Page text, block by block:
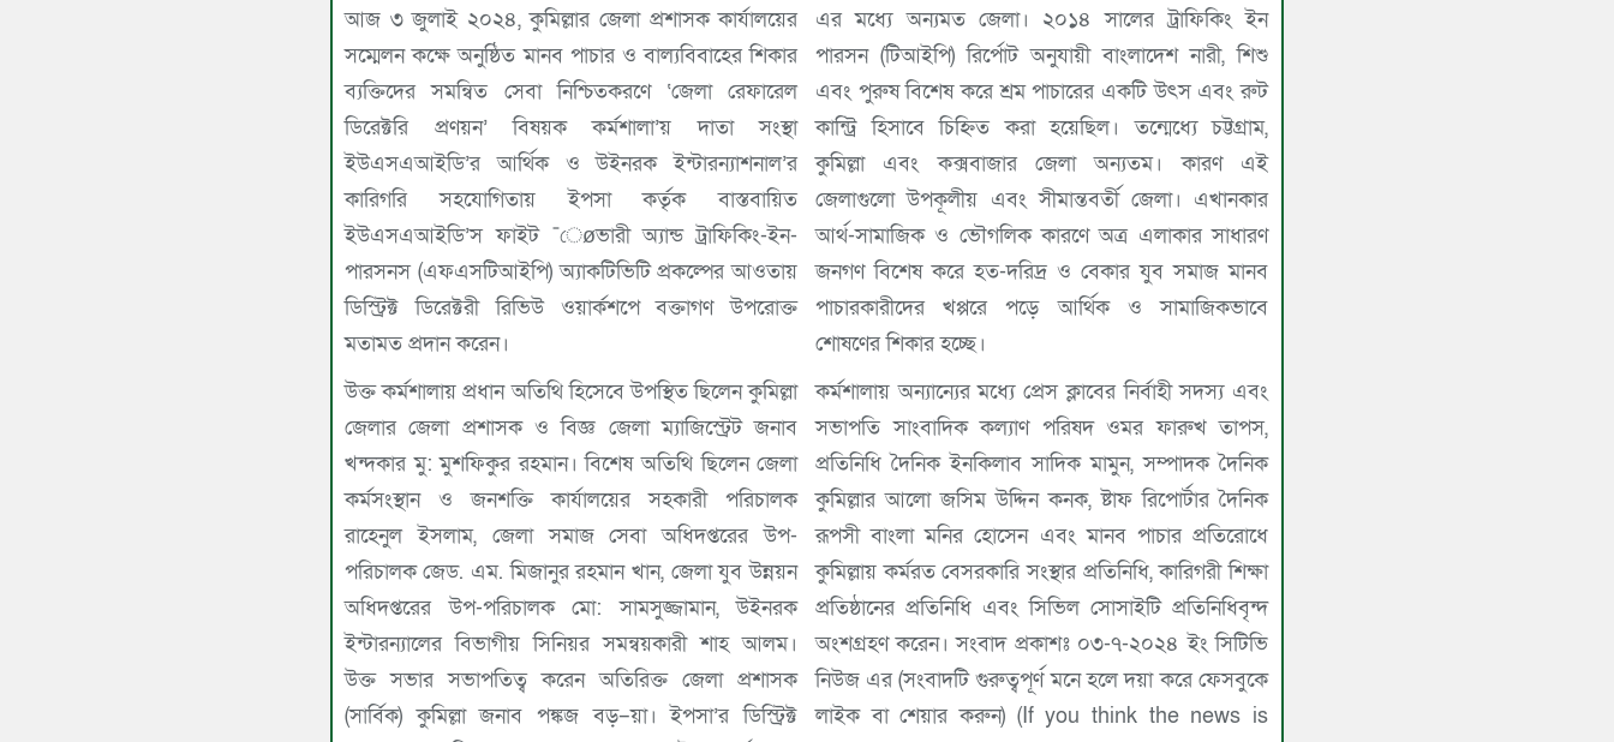
আজ ৩ জুলাই ২০২৪, কুমিল্লার জেলা প্রশাসক কার্যালয়ের
সম্মেলন কক্ষে অনুষ্ঠিত মানব পাচার ও বাল্যবিবাহের শিকার
ব্যক্তিদের সমন্বিত সেবা নিশ্চিতকরণে ‘জেলা রেফারেল
ডিরেক্টরি প্রণয়ন’ বিষয়ক কর্মশালা’য় দাতা সংস্থা
ইউএসএআইডি’র আর্থিক ও উইনরক ইন্টারন্যাশনাল’র
কারিগরি সহযোগিতায় ইপসা কর্তৃক বাস্তবায়িত
ইউএসএআইডি’স ফাইট ¯েøভারী অ্যান্ড ট্রাফিকিং-ইন-
পারসনস (এফএসটিআইপি) অ্যাকটিভিটি প্রকল্পের আওতায়
ডিস্ট্রিক্ট ডিরেক্টরী রিভিউ ওয়ার্কশপে বক্তাগণ উপরোক্ত
মতামত প্রদান করেন।
উক্ত কর্মশালায় প্রধান অতিথি হিসেবে উপস্থিত ছিলেন কুমিল্লা
জেলার জেলা প্রশাসক ও বিজ্ঞ জেলা ম্যাজিস্ট্রেট জনাব
খন্দকার মু: মুশফিকুর রহমান। বিশেষ অতিথি ছিলেন জেলা
কর্মসংস্থান ও জনশক্তি কার্যালয়ের সহকারী পরিচালক
রাহেনুল ইসলাম, জেলা সমাজ সেবা অধিদপ্তরের উপ-
পরিচালক জেড. এম. মিজানুর রহমান খান, জেলা যুব উন্নয়ন
অধিদপ্তরের উপ-পরিচালক মো: সামসুজ্জামান, উইনরক
ইন্টারন্যালের বিভাগীয় সিনিয়র সমন্বয়কারী শাহ আলম।
উক্ত সভার সভাপতিত্ব করেন অতিরিক্ত জেলা প্রশাসক
(সার্বিক) কুমিল্লা জনাব পঙ্কজ বড়–য়া। ইপসা’র ডিস্ট্রিক্ট
এর মধ্যে অন্যমত জেলা। ২০১৪ সালের ট্রাফিকিং ইন
পারসন (টিআইপি) রির্পোট অনুযায়ী বাংলাদেশ নারী, শিশু
এবং পুরুষ বিশেষ করে শ্রম পাচারের একটি উৎস এবং রুট
কান্ট্রি হিসাবে চিহ্নিত করা হয়েছিল। তন্মেধ্যে চট্টগ্রাম,
কুমিল্লা এবং কক্সবাজার জেলা অন্যতম। কারণ এই
জেলাগুলো উপকূলীয় এবং সীমান্তবর্তী জেলা। এখানকার
আর্থ-সামাজিক ও ভৌগলিক কারণে অত্র এলাকার সাধারণ
জনগণ বিশেষ করে হত-দরিদ্র ও বেকার যুব সমাজ মানব
পাচারকারীদের খপ্পরে পড়ে আর্থিক ও সামাজিকভাবে
শোষণের শিকার হচ্ছে।
কর্মশালায় অন্যান্যের মধ্যে প্রেস ক্লাবের নির্বাহী সদস্য এবং
সভাপতি সাংবাদিক কল্যাণ পরিষদ ওমর ফারুখ তাপস,
প্রতিনিধি দৈনিক ইনকিলাব সাদিক মামুন, সম্পাদক দৈনিক
কুমিল্লার আলো জসিম উদ্দিন কনক, ষ্টাফ রিপোর্টার দৈনিক
রূপসী বাংলা মনির হোসেন এবং মানব পাচার প্রতিরোধে
কুমিল্লায় কর্মরত বেসরকারি সংস্থার প্রতিনিধি, কারিগরী শিক্ষা
প্রতিষ্ঠানের প্রতিনিধি এবং সিভিল সোসাইটি প্রতিনিধিবৃন্দ
অংশগ্রহণ করেন। সংবাদ প্রকাশঃ ০৩-৭-২০২৪ ইং সিটিভি
নিউজ এর (সংবাদটি গুরুত্বপূর্ণ মনে হলে দয়া করে ফেসবুকে
লাইক বা শেয়ার করুন) (If you think the news is